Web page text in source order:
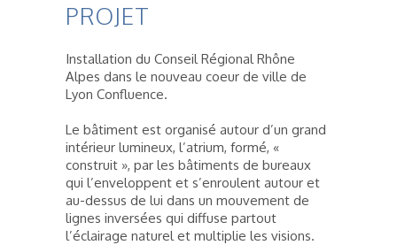
PROJET
Installation du Conseil Régional Rhône
Alpes dans le nouveau coeur de ville de
Lyon Confluence.
Le bâtiment est organisé autour d’un grand
intérieur lumineux, l’atrium, formé, «
construit », par les bâtiments de bureaux
qui l’enveloppent et s’enroulent autour et
au-dessus de lui dans un mouvement de
lignes inversées qui diffuse partout
l’éclairage naturel et multiplie les visions.